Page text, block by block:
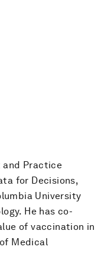
and Practice
for Decisions,
University
He has co-
of vaccination in
Medical